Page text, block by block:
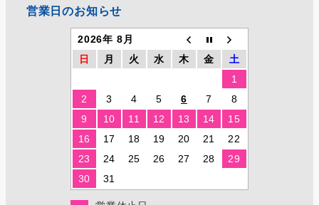
営業日のお知らせ
2026年 8月
日
月 火 水 木 金
土
1
2
3 4 5 6 7
8
9
10 11 12 13 14
15
16
17 18 19 20 21
22
23
24 25 26 27 28
29
30
31